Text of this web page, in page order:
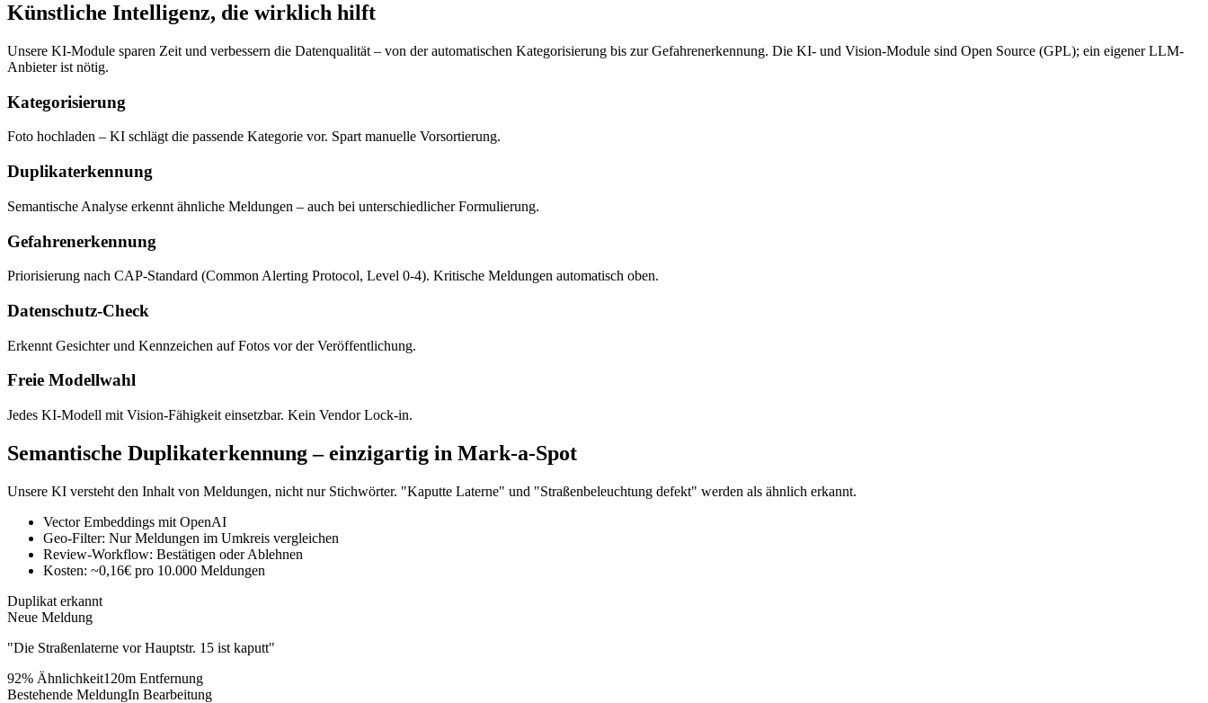
Künstliche Intelligenz, die wirklich hilft
Unsere KI-Module sparen Zeit und verbessern die Datenqualität – von der automatischen Kategorisierung bis zur Gefahrenerkennung. Die KI- und Vision-Module sind Open Source (GPL); ein eigener LLM-
Anbieter ist nötig.
Kategorisierung
Foto hochladen – KI schlägt die passende Kategorie vor. Spart manuelle Vorsortierung.
Duplikaterkennung
Semantische Analyse erkennt ähnliche Meldungen – auch bei unterschiedlicher Formulierung.
Gefahrenerkennung
Priorisierung nach CAP-Standard (Common Alerting Protocol, Level 0-4). Kritische Meldungen automatisch oben.
Datenschutz-Check
Erkennt Gesichter und Kennzeichen auf Fotos vor der Veröffentlichung.
Freie Modellwahl
Jedes KI-Modell mit Vision-Fähigkeit einsetzbar. Kein Vendor Lock-in.
Semantische Duplikaterkennung – einzigartig in Mark-a-Spot
Unsere KI versteht den Inhalt von Meldungen, nicht nur Stichwörter. "Kaputte Laterne" und "Straßenbeleuchtung defekt" werden als ähnlich erkannt.
Vector Embeddings mit OpenAI
Geo-Filter: Nur Meldungen im Umkreis vergleichen
Review-Workflow: Bestätigen oder Ablehnen
Kosten: ~0,16€ pro 10.000 Meldungen
Duplikat erkannt
Neue Meldung
"Die Straßenlaterne vor Hauptstr. 15 ist kaputt"
92% Ähnlichkeit120m Entfernung
Bestehende MeldungIn Bearbeitung